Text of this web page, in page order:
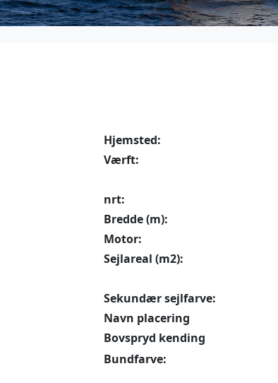
Hjemsted:
Værft:
nrt:
Bredde (m):
Motor:
Sejlareal (m2):
Sekundær sejlfarve:
Navn placering
Bovspryd kending
Bundfarve: